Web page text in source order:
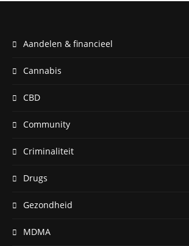
Aandelen & financieel
Cannabis
CBD
Community
Criminaliteit
Drugs
Gezondheid
MDMA